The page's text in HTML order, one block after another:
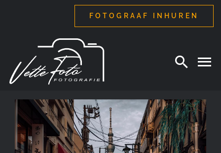
FOTOGRAAF INHUREN